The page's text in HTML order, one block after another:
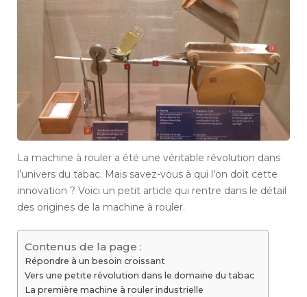
La machine à rouler a été une véritable révolution dans
l’univers du tabac. Mais savez-vous à qui l’on doit cette
innovation ? Voici un petit article qui rentre dans le détail
des origines de la machine à rouler.
Contenus de la page :
Répondre à un besoin croissant
Vers une petite révolution dans le domaine du tabac
La première machine à rouler industrielle